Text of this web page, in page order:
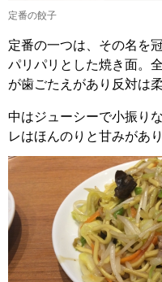
定番の餃子
定番の一つは、その名を
パリパリとした焼き面。
が歯ごたえがあり反対は
中はジューシーで小振り
レはほんのりと甘みがあり